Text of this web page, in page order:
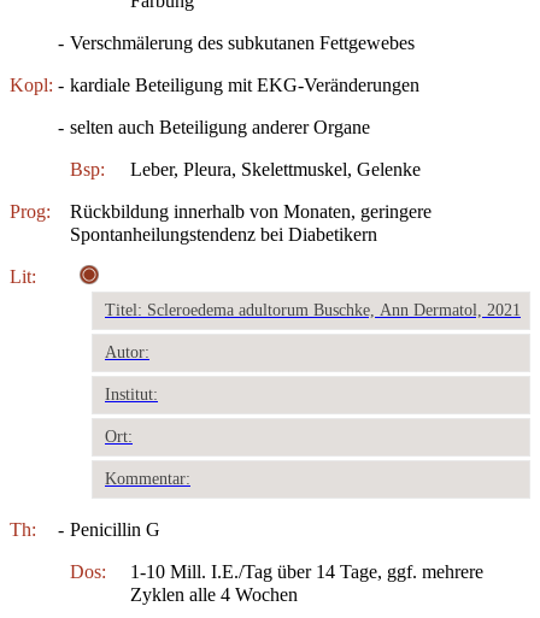
- Verschmälerung des subkutanen Fettgewebes
Kopl: - kardiale Beteiligung mit EKG-Veränderungen
- selten auch Beteiligung anderer Organe
Bsp: Leber, Pleura, Skelettmuskel, Gelenke
Prog:
Rückbildung innerhalb von Monaten, geringere
Spontanheilungstendenz bei Diabetikern
Lit:
Titel: Scleroedema adultorum Buschke, Ann Dermatol, 2021
Autor:
Institut:
Ort:
Kommentar:
Th: - Penicillin G
Dos:
1-10 Mill. I.E./Tag über 14 Tage, ggf. mehrere
Zyklen alle 4 Wochen